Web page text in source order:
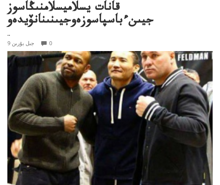
قانات يسلاميسلامنىڭاسوز
جيىنءباسپاسوزەوجيىنىنانۆيدەو
..
9 جىل بۇرىن 0